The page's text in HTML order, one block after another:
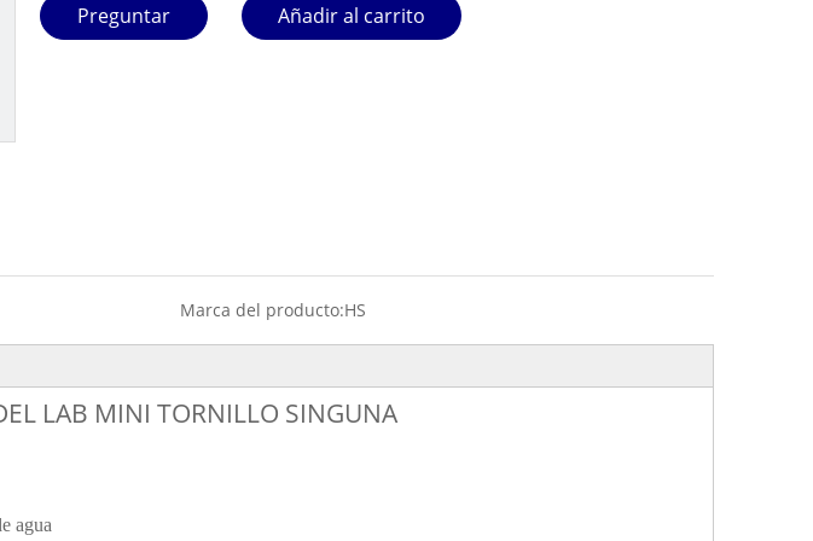
Preguntar Añadir al carrito
Marca del producto:HS
LAB MINI TORNILLO SINGUNA
agua